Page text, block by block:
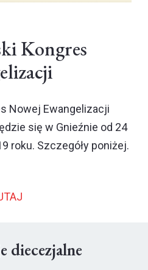
Kongres
Nowej Ewangelizacji
się w Gnieźnie od 24
roku. Szczegóły poniżej.
diecezjalne